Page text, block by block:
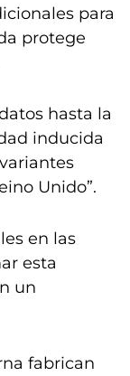
para
protege
hasta la
inducida
Unido”.
en las
esta
un
fabrican